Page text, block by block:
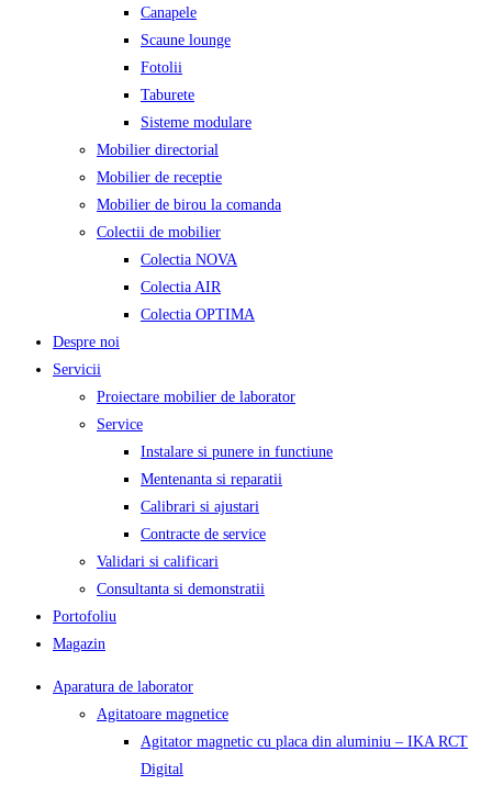
Canapele
Scaune lounge
Fotolii
Taburete
Sisteme modulare
Mobilier directorial
Mobilier de receptie
Mobilier de birou la comanda
Colectii de mobilier
Colectia NOVA
Colectia AIR
Colectia OPTIMA
Despre noi
Servicii
Proiectare mobilier de laborator
Service
Instalare si punere in functiune
Mentenanta si reparatii
Calibrari si ajustari
Contracte de service
Validari si calificari
Consultanta si demonstratii
Portofoliu
Magazin
Aparatura de laborator
Agitatoare magnetice
Agitator magnetic cu placa din aluminiu – IKA RCT
Digital